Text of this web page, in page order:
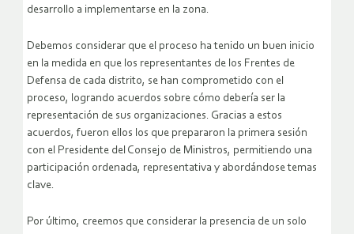
desarrollo a implementarse en la zona.
Debemos considerar que el proceso ha tenido un buen inicio
en la medida en que los representantes de los Frentes de
Defensa de cada distrito, se han comprometido con el
proceso, logrando acuerdos sobre cómo debería ser la
representación de sus organizaciones. Gracias a estos
acuerdos, fueron ellos los que prepararon la primera sesión
con el Presidente del Consejo de Ministros, permitiendo una
participación ordenada, representativa y abordándose temas
clave.
Por último, creemos que considerar la presencia de un solo